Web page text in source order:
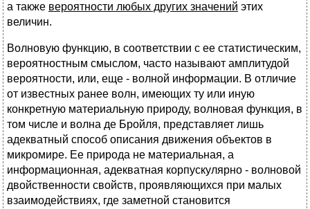
а также вероятности любых других значений этих
величин.
Волновую функцию, в соответствии с ее статистическим,
вероятностным смыслом, часто называют амплитудой
вероятности, или, еще - волной информации. В отличие
от известных ранее волн, имеющих ту или иную
конкретную материальную природу, волновая функция, в
том числе и волна де Бройля, представляет лишь
адекватный способ описания движения объектов в
микромире. Ее природа не материальная, а
информационная, адекватная корпускулярно - волновой
двойственности свойств, проявляющихся при малых
взаимодействиях, где заметной становится